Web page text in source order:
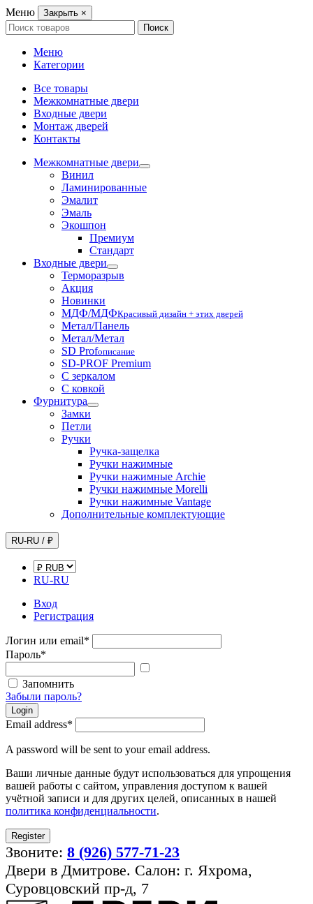
Меню Закрыть ×
Search
for:
Поиск
Меню
Категории
Все товары
Межкомнатные двери
Входные двери
Монтаж дверей
Контакты
Межкомнатные двери
Винил
Ламинированные
Эмалит
Эмаль
Экошпон
Премиум
Стандарт
Входные двери
Терморазрыв
Акция
Новинки
МДФ/МДФКрасивый дизайн + этих дверей
Метал/Панель
Метал/Метал
SD Profописание
SD-PROF Premium
С зеркалом
С ковкой
Фурнитура
Замки
Петли
Ручки
Ручка-защелка
Ручки нажимные
Ручки нажимные Archie
Ручки нажимные Morelli
Ручки нажимные Vantage
Дополнительные комплектующие
RU-RU / ₽
RU-RU
Вход
Регистрация
Логин или email*
Пароль*
Запомнить
Забыли пароль?
Login
Email address*
A password will be sent to your email address.
Ваши личные данные будут использоваться для упрощения
вашей работы с сайтом, управления доступом к вашей
учётной записи и для других целей, описанных в нашей
политика конфиденциальности.
Register
Звоните: 8 (926) 577-71-23
Двери в Дмитрове. Салон: г. Яхрома,
Суровцовский пр-д, 7